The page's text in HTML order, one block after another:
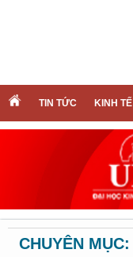
TIN TỨC KINH TẾ
CHUYÊN MỤC: